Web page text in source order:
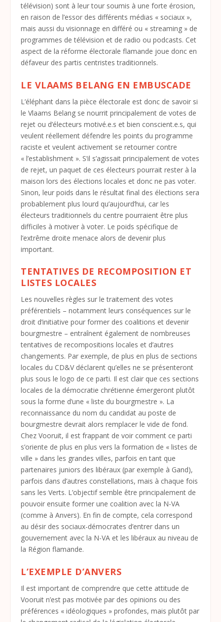
télévision) sont à leur tour soumis à une forte érosion,
en raison de l’essor des différents médias « sociaux »,
mais aussi du visionnage en différé ou « streaming » de
programmes de télévision et de radio ou podcasts. Cet
aspect de la réforme électorale flamande joue donc en
défaveur des partis centristes traditionnels.
LE VLAAMS BELANG EN EMBUSCADE
L’éléphant dans la pièce électorale est donc de savoir si
le Vlaams Belang se nourrit principalement de votes de
rejet ou d’électeurs motivé.e.s et bien conscient.e.s, qui
veulent réellement défendre les points du programme
raciste et veulent activement se retourner contre
« l’establishment ». S’il s’agissait principalement de votes
de rejet, un paquet de ces électeurs pourrait rester à la
maison lors des élections locales et donc ne pas voter.
Sinon, leur poids dans le résultat final des élections sera
probablement plus lourd qu’aujourd’hui, car les
électeurs traditionnels du centre pourraient être plus
difficiles à motiver à voter. Le poids spécifique de
l’extrême droite menace alors de devenir plus
important.
TENTATIVES DE RECOMPOSITION ET
LISTES LOCALES
Les nouvelles règles sur le traitement des votes
préférentiels – notamment leurs conséquences sur le
droit d’initiative pour former des coalitions et devenir
bourgmestre – entraînent également de nombreuses
tentatives de recompositions locales et d’autres
changements. Par exemple, de plus en plus de sections
locales du CD&V déclarent qu’elles ne se présenteront
plus sous le logo de ce parti. Il est clair que ces sections
locales de la démocratie chrétienne émergeront plutôt
sous la forme d’une « liste du bourgmestre ». La
reconnaissance du nom du candidat au poste de
bourgmestre devrait alors remplacer le vide de fond.
Chez Vooruit, il est frappant de voir comment ce parti
s’oriente de plus en plus vers la formation de « listes de
ville » dans les grandes villes, parfois en tant que
partenaires juniors des libéraux (par exemple à Gand),
parfois dans d’autres constellations, mais à chaque fois
sans les Verts. L’objectif semble être principalement de
pouvoir ensuite former une coalition avec la N-VA
(comme à Anvers). En fin de compte, cela correspond
au désir des sociaux-démocrates d’entrer dans un
gouvernement avec la N-VA et les libéraux au niveau de
la Région flamande.
L’EXEMPLE D’ANVERS
Il est important de comprendre que cette attitude de
Vooruit n’est pas motivée par des opinions ou des
préférences « idéologiques » profondes, mais plutôt par